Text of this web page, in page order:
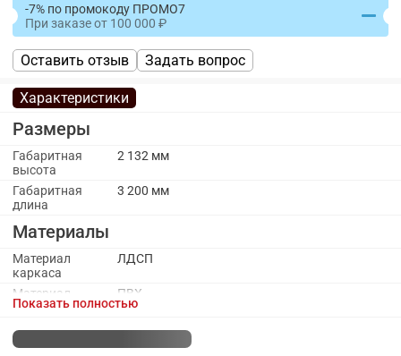
-7% по промокоду ПРОМО7
При заказеот 100 000
Оставить отзыв Задать вопрос
Характеристики
Размеры
Габаритная
высота
2 132 мм
Габаритная
длина
3 200 мм
Материалы
Материал
каркаса
ЛДСП
Материал
кромки
ПВХ
Материал
Показать полностью